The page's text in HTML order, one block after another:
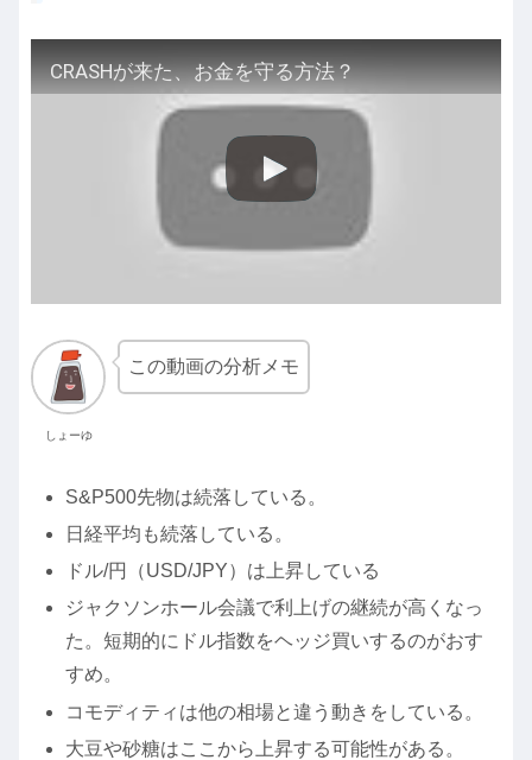
CRASHが来た、お金を守る方法？
しょーゆ
この動画の分析メモ
S&P500先物は続落している。
日経平均も続落している。
ドル/円（USD/JPY）は上昇している
ジャクソンホール会議で利上げの継続が高くなっ
た。短期的にドル指数をヘッジ買いするのがおす
すめ。
コモディティは他の相場と違う動きをしている。
大豆や砂糖はここから上昇する可能性がある。